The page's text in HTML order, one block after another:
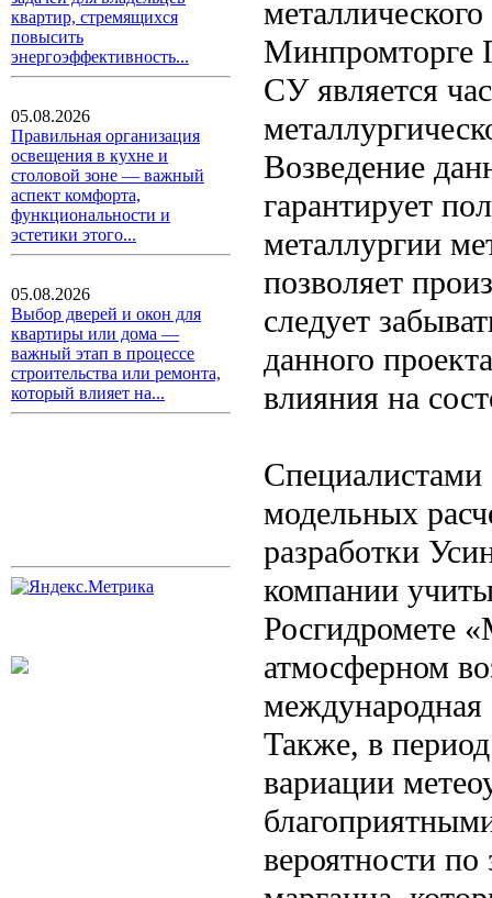
квартир, стремящихся
повысить
энергоэффективность...
05.08.2026
Правильная организация
освещения в кухне и
столовой зоне — важный
аспект комфорта,
функциональности и
эстетики этого...
05.08.2026
Выбор дверей и окон для
квартиры или дома —
важный этап в процессе
строительства или ремонта,
который влияет на...
Минпромторге
СУ является
Возведение
гарантирует
металлургии
позволяет
следует
данного
влияния на
модельных
разработки
компании
Росгидромете
атмосферном
международная
Также, в
вариации
вероятности